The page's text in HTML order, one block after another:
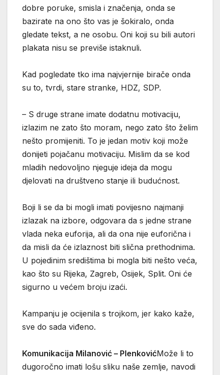
dobre poruke, smisla i značenja, onda se
bazirate na ono što vas je šokiralo, onda
gledate tekst, a ne osobu. Oni koji su bili autori
plakata nisu se previše istaknuli.
Kad pogledate tko ima najvjernije birače onda
su to, tvrdi, stare stranke, HDZ, SDP.
– S druge strane imate dodatnu motivaciju,
izlazim ne zato što moram, nego zato što želim
nešto promijeniti. To je jedan motiv koji može
donijeti pojačanu motivaciju. Mislim da se kod
mladih nedovoljno njeguje ideja da mogu
djelovati na društveno stanje ili budućnost.
Boji li se da bi mogli imati povijesno najmanji
izlazak na izbore, odgovara da s jedne strane
vlada neka euforija, ali da ona nije euforična i
da misli da će izlaznost biti slična prethodnima.
U pojedinim središtima bi mogla biti nešto veća,
kao što su Rijeka, Zagreb, Osijek, Split. Oni će
sigurno u većem broju izaći.
Kampanju je ocijenila s trojkom, jer kako kaže,
sve do sada viđeno.
Komunikacija Milanović – PlenkovićMože li to
dugoročno imati lošu sliku naše zemlje, navodi